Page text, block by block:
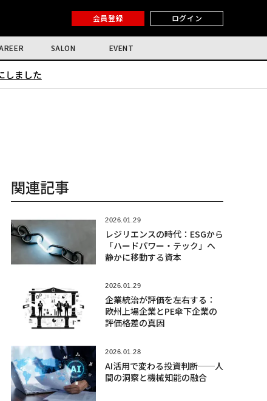
会員登録 ログイン
SALON EVENT
しました
関連記事
2026.01.29
レジリエンスの時代：ESGから
「ハードパワー・テック」へ
静かに移動する資本
2026.01.29
企業統治が評価を左右する：
欧州上場企業とPE傘下企業の
評価格差の真因
2026.01.28
AI活用で変わる投資判断──人
間の洞察と機械知能の融合